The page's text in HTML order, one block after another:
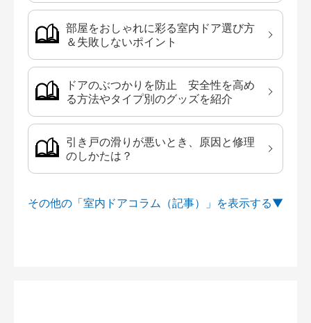
部屋をおしゃれに彩る室内ドア選び方
＆失敗しないポイント
ドアのぶつかりを防止 安全性を高め
る方法やタイプ別のグッズを紹介
引き戸の滑りが悪いとき、原因と修理
のしかたは？
その他の「室内ドアコラム（記事）」を